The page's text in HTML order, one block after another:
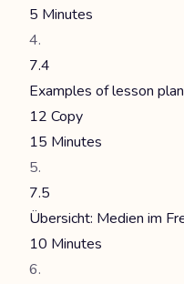
5 Minutes
7.4
Examples of lesson
12 Copy
15 Minutes
7.5
Übersicht: Medien im
10 Minutes